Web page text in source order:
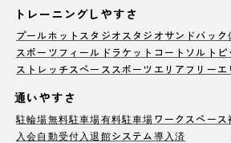
トレーニングしやすさ
プールホットスタジオ スタジオサンドバック
スポーツフィールド ラケットコート ソルトピ
ストレッチスペース スポーツエリア フリーエ
通いやすさ
駐輪場無料駐車場有料駐車場ワークスペース
入会自動受付 入退館システム導入済